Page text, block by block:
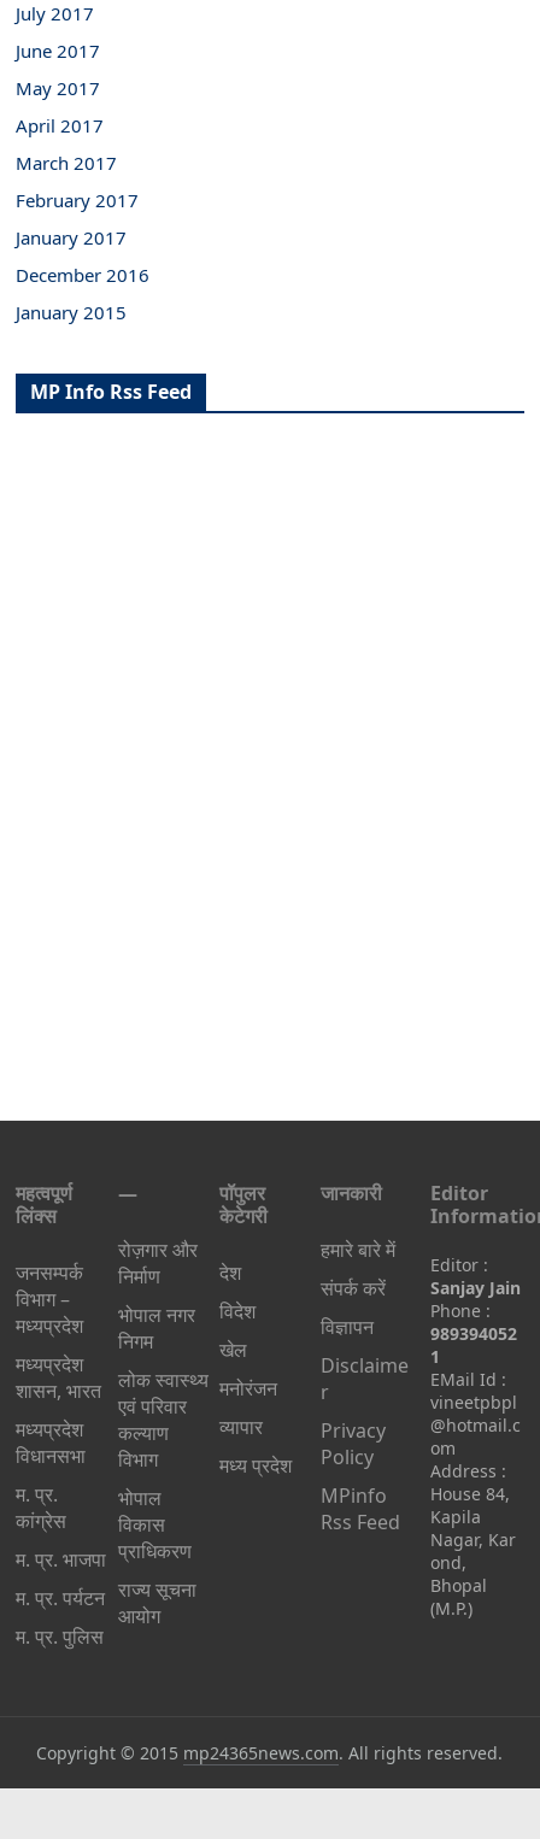
July 2017
June 2017
May 2017
April 2017
March 2017
February 2017
January 2017
December 2016
January 2015
MP Info Rss Feed
महत्वपूर्ण
लिंक्स
जनसम्पर्क
विभाग –
मध्यप्रदेश
मध्यप्रदेश
शासन, भारत
मध्‍यप्रदेश
विधानसभा
म. प्र.
कांग्रेस
म. प्र. भाजपा
म. प्र. पर्यटन
म. प्र. पुलिस
—
रोज़गार और
निर्माण
भोपाल नगर
निगम
लोक स्वास्थ्य
एवं परिवार
कल्याण
विभाग
भोपाल
विकास
प्राधिकरण
राज्य सूचना
आयोग
पॉपुलर
केटेगरी
देश
विदेश
खेल
मनोरंजन
व्यापार
मध्य प्रदेश
जानकारी
हमारे बारे में
संपर्क करें
विज्ञापन
Disclaime
r
Privacy
Policy
MPinfo
Rss Feed
Editor
Editor :
Sanjay Jain
Phone :
989394052
1
EMail Id :
vineetpbpl
@hotmail.c
om
Address :
House 84,
Kapila
Nagar, Kar
ond,
Bhopal
(M.P.)
Copyright © 2015 mp24365news.com. All rights reserved.